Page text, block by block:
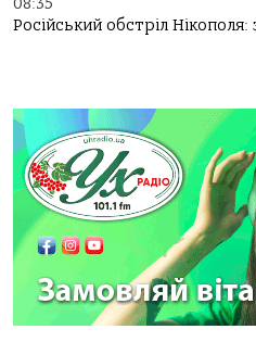
08:35
Російський обстріл